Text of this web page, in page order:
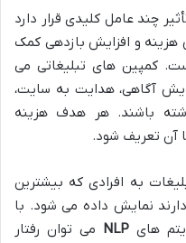
چند عامل کلیدی قرار دارد
و افزایش بازدهی کمک
کمپین های تبلیغاتی می
آگاهی، هدایت به سایت،
باشند. هر هدف هزینه
آن تعریف شود.
به افرادی که بیشترین
نمایش داده می شود. با
های NLP می توان رفتار